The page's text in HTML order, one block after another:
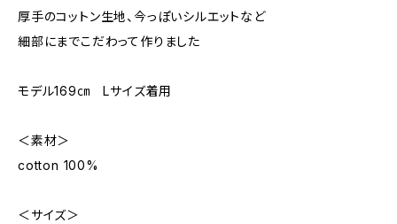
厚手のコットン生地、今っぽいシルエットなど
細部にまでこだわって作りました
モデル169㎝ Lサイズ着用
＜素材＞
cotton 100%
＜サイズ＞